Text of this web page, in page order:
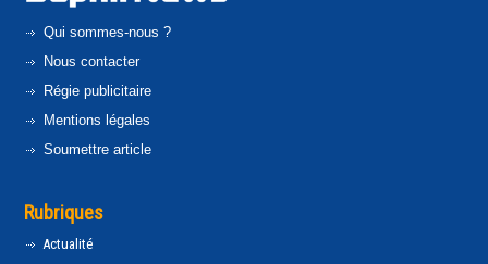
Qui sommes-nous ?
Nous contacter
Régie publicitaire
Mentions légales
Soumettre article
Rubriques
Actualité